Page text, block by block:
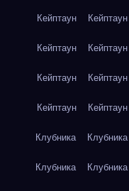
Кейптаун Кейптаун
Кейптаун Кейптаун
Кейптаун Кейптаун
Кейптаун Кейптаун
Клубника Клубника
Клубника Клубника